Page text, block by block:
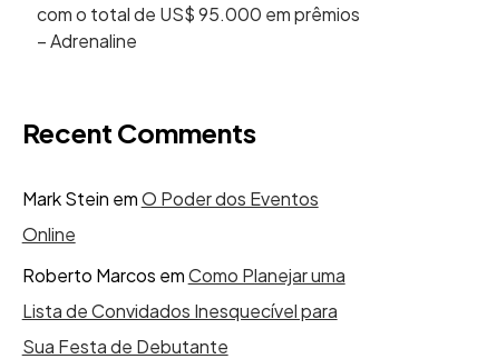
com o total de US$ 95.000 em prêmios
– Adrenaline
Recent Comments
Mark Stein emO Poder dos Eventos
Online
Roberto Marcos emComo Planejar uma
Lista de Convidados Inesquecível para
Sua Festa de Debutante